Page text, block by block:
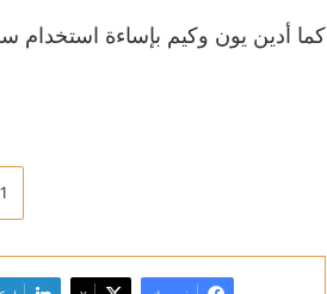
كما أدين يون وكيم بإساءة استخدام